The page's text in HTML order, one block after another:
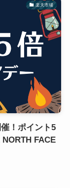
楽天市場
！ポイント5
FACE